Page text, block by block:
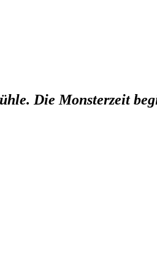
Die Monsterzeit